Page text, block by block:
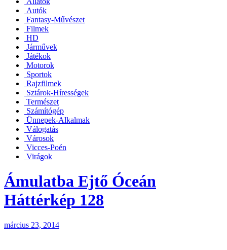
Autók
Fantasy-Művészet
Filmek
HD
Járművek
Játékok
Motorok
Sportok
Rajzfilmek
Sztárok-Hírességek
Természet
Számítógép
Ünnepek-Alkalmak
Válogatás
Városok
Vicces-Poén
Virágok
Ámulatba Ejtő Óceán
Háttérkép 128
március 23, 2014